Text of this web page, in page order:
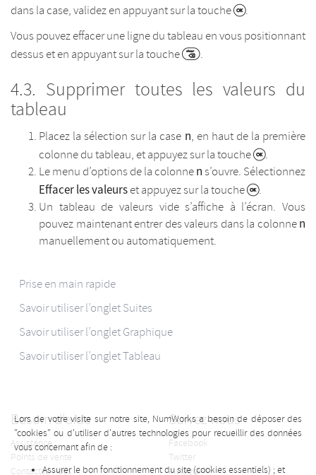
dans la case, validez en appuyant sur la touche
.
Vous pouvez effacer une ligne du tableau en vous positionnant
dessus et en appuyant sur la touche
.
Supprimer toutes les valeurs du
tableau
Placez la sélection sur la case n, en haut de la première
colonne du tableau, et appuyez sur la touche
.
Le menu d’options de la colonnens’ouvre. Sélectionnez
Effacer les valeurset appuyez sur la touche
.
Un tableau de valeurs vide s’affiche à l’écran. Vous
pouvez maintenant entrer des valeurs dans la colonnen
manuellement ou automatiquement.
Prise en main rapide
Savoir utiliser l’onglet Suites
Savoir utiliser l’onglet Graphique
Savoir utiliser l’onglet Tableau
Lors de votre visite sur notre site, NumWorks a besoin de déposer des
"cookies" ou d'utiliser d'autres technologies pour recueillir des données
vous concernant afin de :
Assurer le bon fonctionnement du site (cookies essentiels) ; et
Besoin d'aide
Assistance
Points de vente
Contactez-nous
Suivez-nous
Facebook
Twitter
Instagram